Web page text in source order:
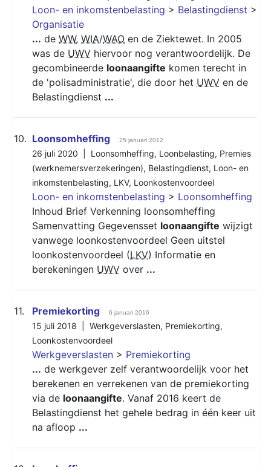
Loon- en inkomstenbelasting > Belastingdienst >
Organisatie
... de WW, WIA/WAO en de Ziektewet. In 2005
was de UWV hiervoor nog verantwoordelijk. De
gecombineerde loonaangifte komen terecht in
de 'polisadministratie', die door het UWV en de
Belastingdienst ...
10. Loonsomheffing 25 januari 2012
26 juli 2020 | Loonsomheffing, Loonbelasting, Premies
(werknemersverzekeringen), Belastingdienst, Loon- en
inkomstenbelasting, LKV, Loonkostenvoordeel
Loon- en inkomstenbelasting > Loonsomheffing
Inhoud Brief Verkenning loonsomheffing
Samenvatting Gegevensset loonaangifte wijzigt
vanwege loonkostenvoordeel Geen uitstel
loonkostenvoordeel (LKV) Informatie en
berekeningen UWV over ...
11. Premiekorting 6 januari 2016
15 juli 2018 | Werkgeverslasten, Premiekorting,
Loonkostenvoordeel
Werkgeverslasten > Premiekorting
... de werkgever zelf verantwoordelijk voor het
berekenen en verrekenen van de premiekorting
via de loonaangifte. Vanaf 2016 keert de
Belastingdienst het gehele bedrag in één keer uit
na afloop ...